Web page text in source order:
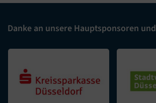
Danke an unsere Hauptsponsoren